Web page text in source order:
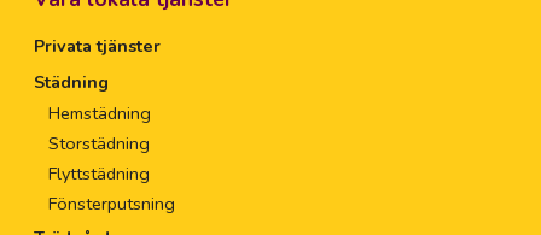
Privata tjänster
Städning
Hemstädning
Storstädning
Flyttstädning
Fönsterputsning